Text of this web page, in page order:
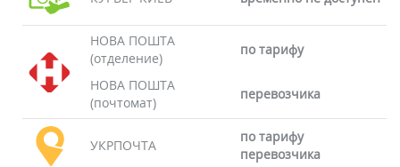
НОВА ПОШТА
(отделение)
по тарифу
НОВА ПОШТА
(почтомат)
перевозчика
УКРПОЧТА
по тарифу
перевозчика